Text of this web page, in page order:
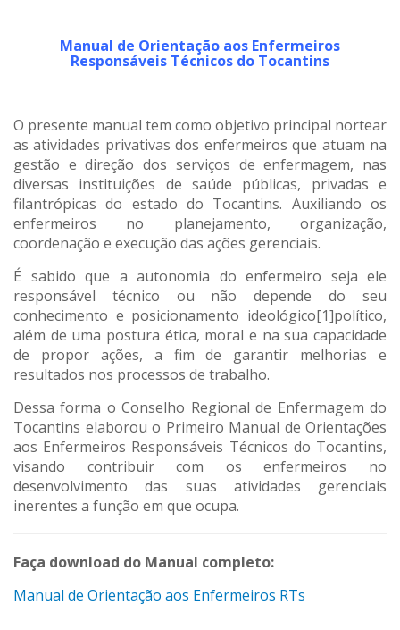
Manual de Orientação aos Enfermeiros
Responsáveis Técnicos do Tocantins
O presente manual tem como objetivo principal nortear
as atividades privativas dos enfermeiros que atuam na
gestão e direção dos serviços de enfermagem, nas
diversas instituições de saúde públicas, privadas e
filantrópicas do estado do Tocantins. Auxiliando os
enfermeiros no planejamento, organização,
coordenação e execução das ações gerenciais.
É sabido que a autonomia do enfermeiro seja ele
responsável técnico ou não depende do seu
conhecimento e posicionamento ideológico[1]político,
além de uma postura ética, moral e na sua capacidade
de propor ações, a fim de garantir melhorias e
resultados nos processos de trabalho.
Dessa forma o Conselho Regional de Enfermagem do
Tocantins elaborou o Primeiro Manual de Orientações
aos Enfermeiros Responsáveis Técnicos do Tocantins,
visando contribuir com os enfermeiros no
desenvolvimento das suas atividades gerenciais
inerentes a função em que ocupa.
Faça download do Manual completo:
Manual de Orientação aos Enfermeiros RTs